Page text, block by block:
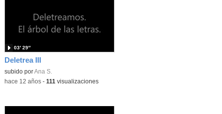
Deletrea III
subido porAna S.
03′ 29″
-hace 12 años- 111 visualizaciones